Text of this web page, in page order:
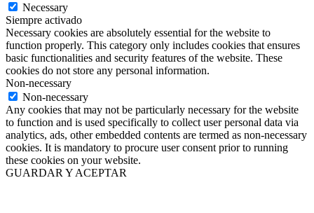
Necessary
Siempre activado
Necessary cookies are absolutely essential for the website to
function properly. This category only includes cookies that ensures
basic functionalities and security features of the website. These
cookies do not store any personal information.
Non-necessary
Non-necessary
Any cookies that may not be particularly necessary for the website
to function and is used specifically to collect user personal data via
analytics, ads, other embedded contents are termed as non-necessary
cookies. It is mandatory to procure user consent prior to running
these cookies on your website.
GUARDAR Y ACEPTAR